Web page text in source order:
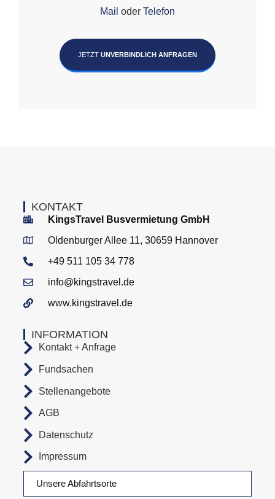
Mail oder Telefon
JETZT UNVERBINDLICH ANFRAGEN
Unsere Abfahrtsorte
INFORMATION
Kontakt + Anfrage
Fundsachen
Stellenangebote
AGB
Datenschutz
Impressum
KONTAKT
KingsTravel Busvermietung GmbH
Oldenburger Allee 11, 30659 Hannover
+49 511 105 34 778
info@kingstravel.de
www.kingstravel.de